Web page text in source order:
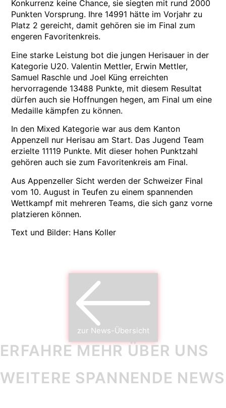
Konkurrenz keine Chance, sie siegten mit rund 2000
Punkten Vorsprung. Ihre 14991 hätte im Vorjahr zu
Platz 2 gereicht, damit gehören sie im Final zum
engeren Favoritenkreis.
Eine starke Leistung bot die jungen Herisauer in der
Kategorie U20. Valentin Mettler, Erwin Mettler,
Samuel Raschle und Joel Küng erreichten
hervorragende 13488 Punkte, mit diesem Resultat
dürfen auch sie Hoffnungen hegen, am Final um eine
Medaille kämpfen zu können.
In den Mixed Kategorie war aus dem Kanton
Appenzell nur Herisau am Start. Das Jugend Team
erzielte 11119 Punkte. Mit dieser hohen Punktzahl
gehören auch sie zum Favoritenkreis am Final.
Aus Appenzeller Sicht werden der Schweizer Final
vom 10. August in Teufen zu einem spannenden
Wettkampf mit mehreren Teams, die sich ganz vorne
platzieren können.
Text und Bilder: Hans Koller
zur News-Übersicht
ERFAHRE MEHR ÜBER UNS
WEITERE SPANNENDE NEWS